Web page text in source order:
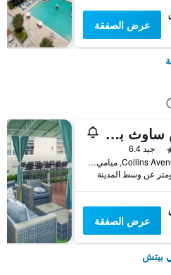
عرض الصفقة
بوش ساوث بيتش
جيد 6.4
820 Collins Avenue, ميامي بيتش, FL, الولايات المتحدة الأميريكية
عرض الصفقة
بيتش